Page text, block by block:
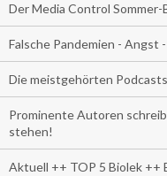
Der Media Control
Falsche Pandemien - Angst
Die meistgehörten
Prominente Autoren
stehen!
Aktuell ++ TOP 5 Biolek ++